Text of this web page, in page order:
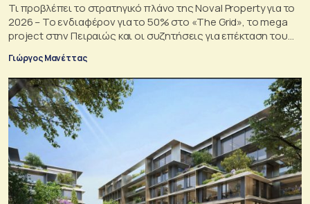
Τι προβλέπει το στρατηγικό πλάνο της Noval Property για το
2026 – Το ενδιαφέρον για το 50% στο «The Grid», το mega
project στην Πειραιώς και οι συζητήσεις για επέκταση του
River West
Γιώργος Μανέττας